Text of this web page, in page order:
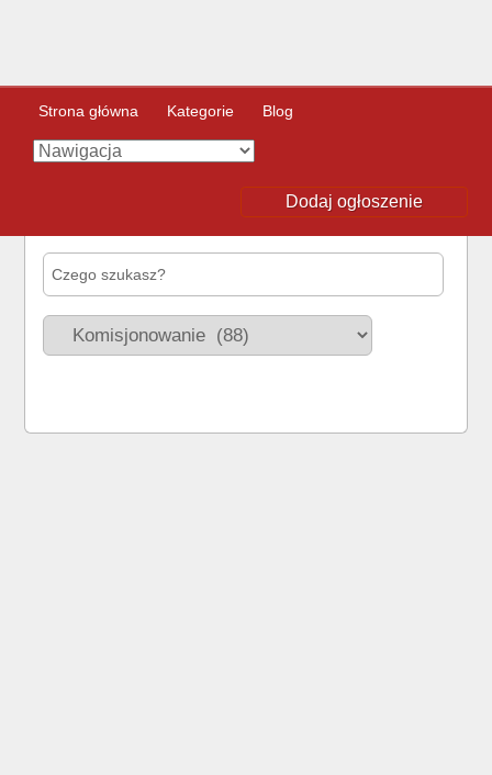
Strona główna Kategorie Blog
Dodaj ogłoszenie